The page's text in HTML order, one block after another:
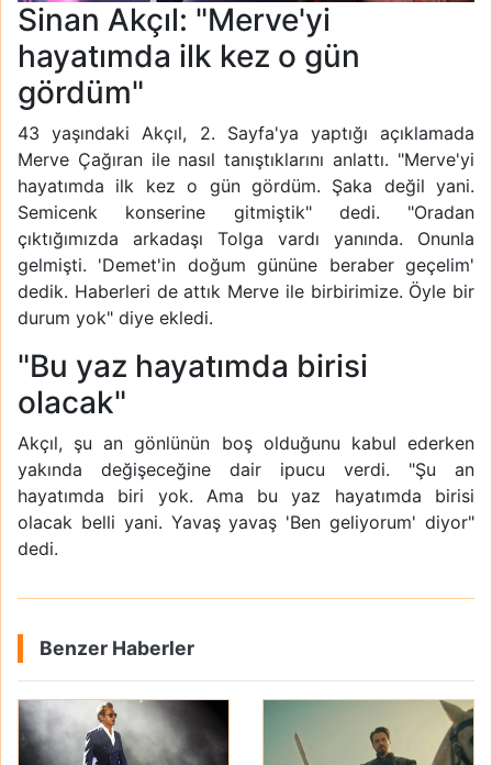
Sinan Akçıl: "Merve'yi
hayatımda ilk kez o gün
gördüm"
43 yaşındaki Akçıl, 2. Sayfa'ya yaptığı açıklamada
Merve Çağıran ile nasıl tanıştıklarını anlattı. "Merve'yi
hayatımda ilk kez o gün gördüm. Şaka değil yani.
Semicenk konserine gitmiştik" dedi. "Oradan
çıktığımızda arkadaşı Tolga vardı yanında. Onunla
gelmişti. 'Demet'in doğum gününe beraber geçelim'
dedik. Haberleri de attık Merve ile birbirimize. Öyle bir
durum yok" diye ekledi.
"Bu yaz hayatımda birisi
olacak"
Akçıl, şu an gönlünün boş olduğunu kabul ederken
yakında değişeceğine dair ipucu verdi. "Şu an
hayatımda biri yok. Ama bu yaz hayatımda birisi
olacak belli yani. Yavaş yavaş 'Ben geliyorum' diyor"
dedi.
Benzer Haberler